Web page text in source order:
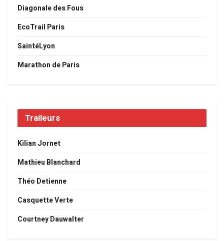
Diagonale des Fous
EcoTrail Paris
SaintéLyon
Marathon de Paris
Traileurs
Kilian Jornet
Mathieu Blanchard
Théo Detienne
Casquette Verte
Courtney Dauwalter